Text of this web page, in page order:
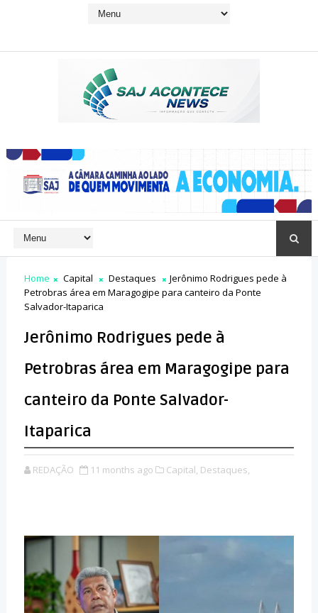
Home Capital Destaques
Jerônimo Rodrigues pede à
Petrobras área em Maragogipe para canteiro da Ponte
Salvador-Itaparica
Jerônimo Rodrigues pede à
Petrobras área em Maragogipe para
canteiro da Ponte Salvador-
Itaparica
REDAÇÃO 11 months ago Capital, Destaques,